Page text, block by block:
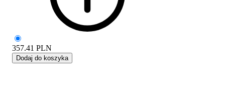
357.41 PLN
Dodaj do koszyka